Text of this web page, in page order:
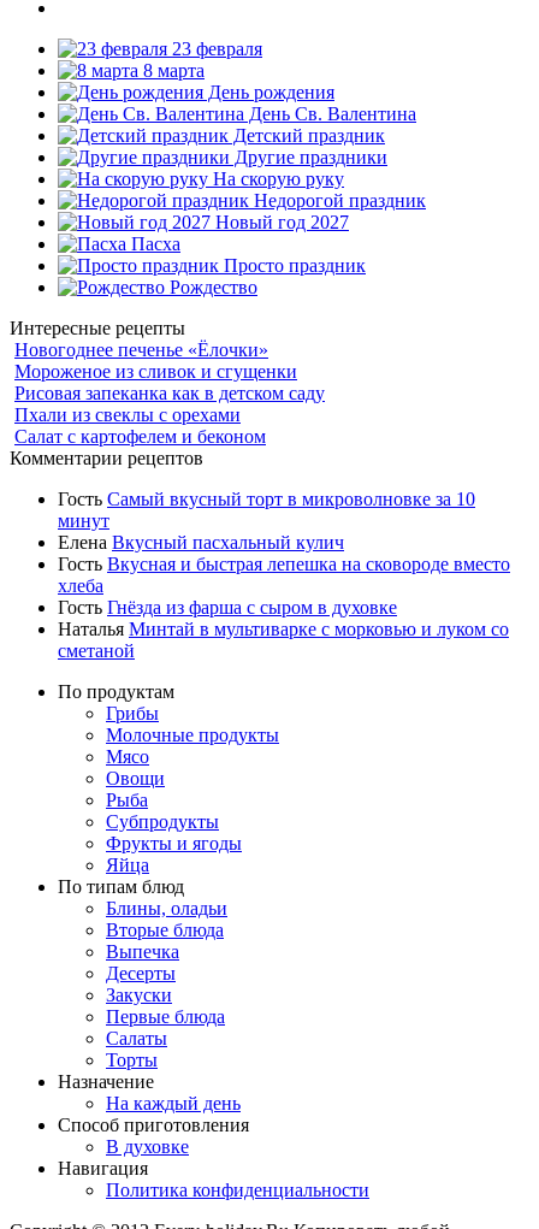
23 февраля
8 марта
День рождения
День Св. Валентина
Детский праздник
Другие праздники
На скорую руку
Недорогой праздник
Новый год 2027
Пасха
Просто праздник
Рождество
Интересные рецепты
Новогоднее печенье «Ёлочки»
Мороженое из сливок и сгущенки
Рисовая запеканка как в детском саду
Пхали из свеклы с орехами
Салат с картофелем и беконом
Комментарии рецептов
Гость Самый вкусный торт в микроволновке за 10
минут
Елена Вкусный пасхальный кулич
Гость Вкусная и быстрая лепешка на сковороде вместо
хлеба
Гость Гнёзда из фарша с сыром в духовке
Наталья Минтай в мультиварке с морковью и луком со
сметаной
По продуктам
Грибы
Молочные продукты
Мясо
Овощи
Рыба
Субпродукты
Фрукты и ягоды
Яйца
По типам блюд
Блины, оладьи
Вторые блюда
Выпечка
Десерты
Закуски
Первые блюда
Салаты
Торты
Назначение
На каждый день
Способ приготовления
В духовке
Навигация
Политика конфиденциальности